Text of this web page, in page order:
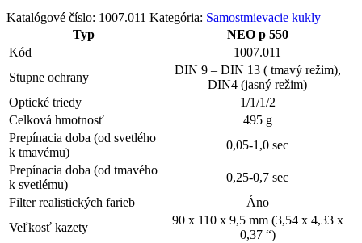
Katalógové číslo: 1007.011 Kategória: Samostmievacie kukly
Typ
NEO p 550
Kód
1007.011
Stupne ochrany
DIN 9 – DIN 13 ( tmavý režim),
DIN4 (jasný režim)
Optické triedy
1/1/1/2
Celková hmotnosť
495 g
Prepínacia doba (od svetlého
k tmavému)
0,05-1,0 sec
Prepínacia doba (od tmavého
k svetlému)
0,25-0,7 sec
Filter realistických farieb
Áno
Veľkosť kazety
90 x 110 x 9,5 mm (3,54 x 4,33 x
0,37 “)